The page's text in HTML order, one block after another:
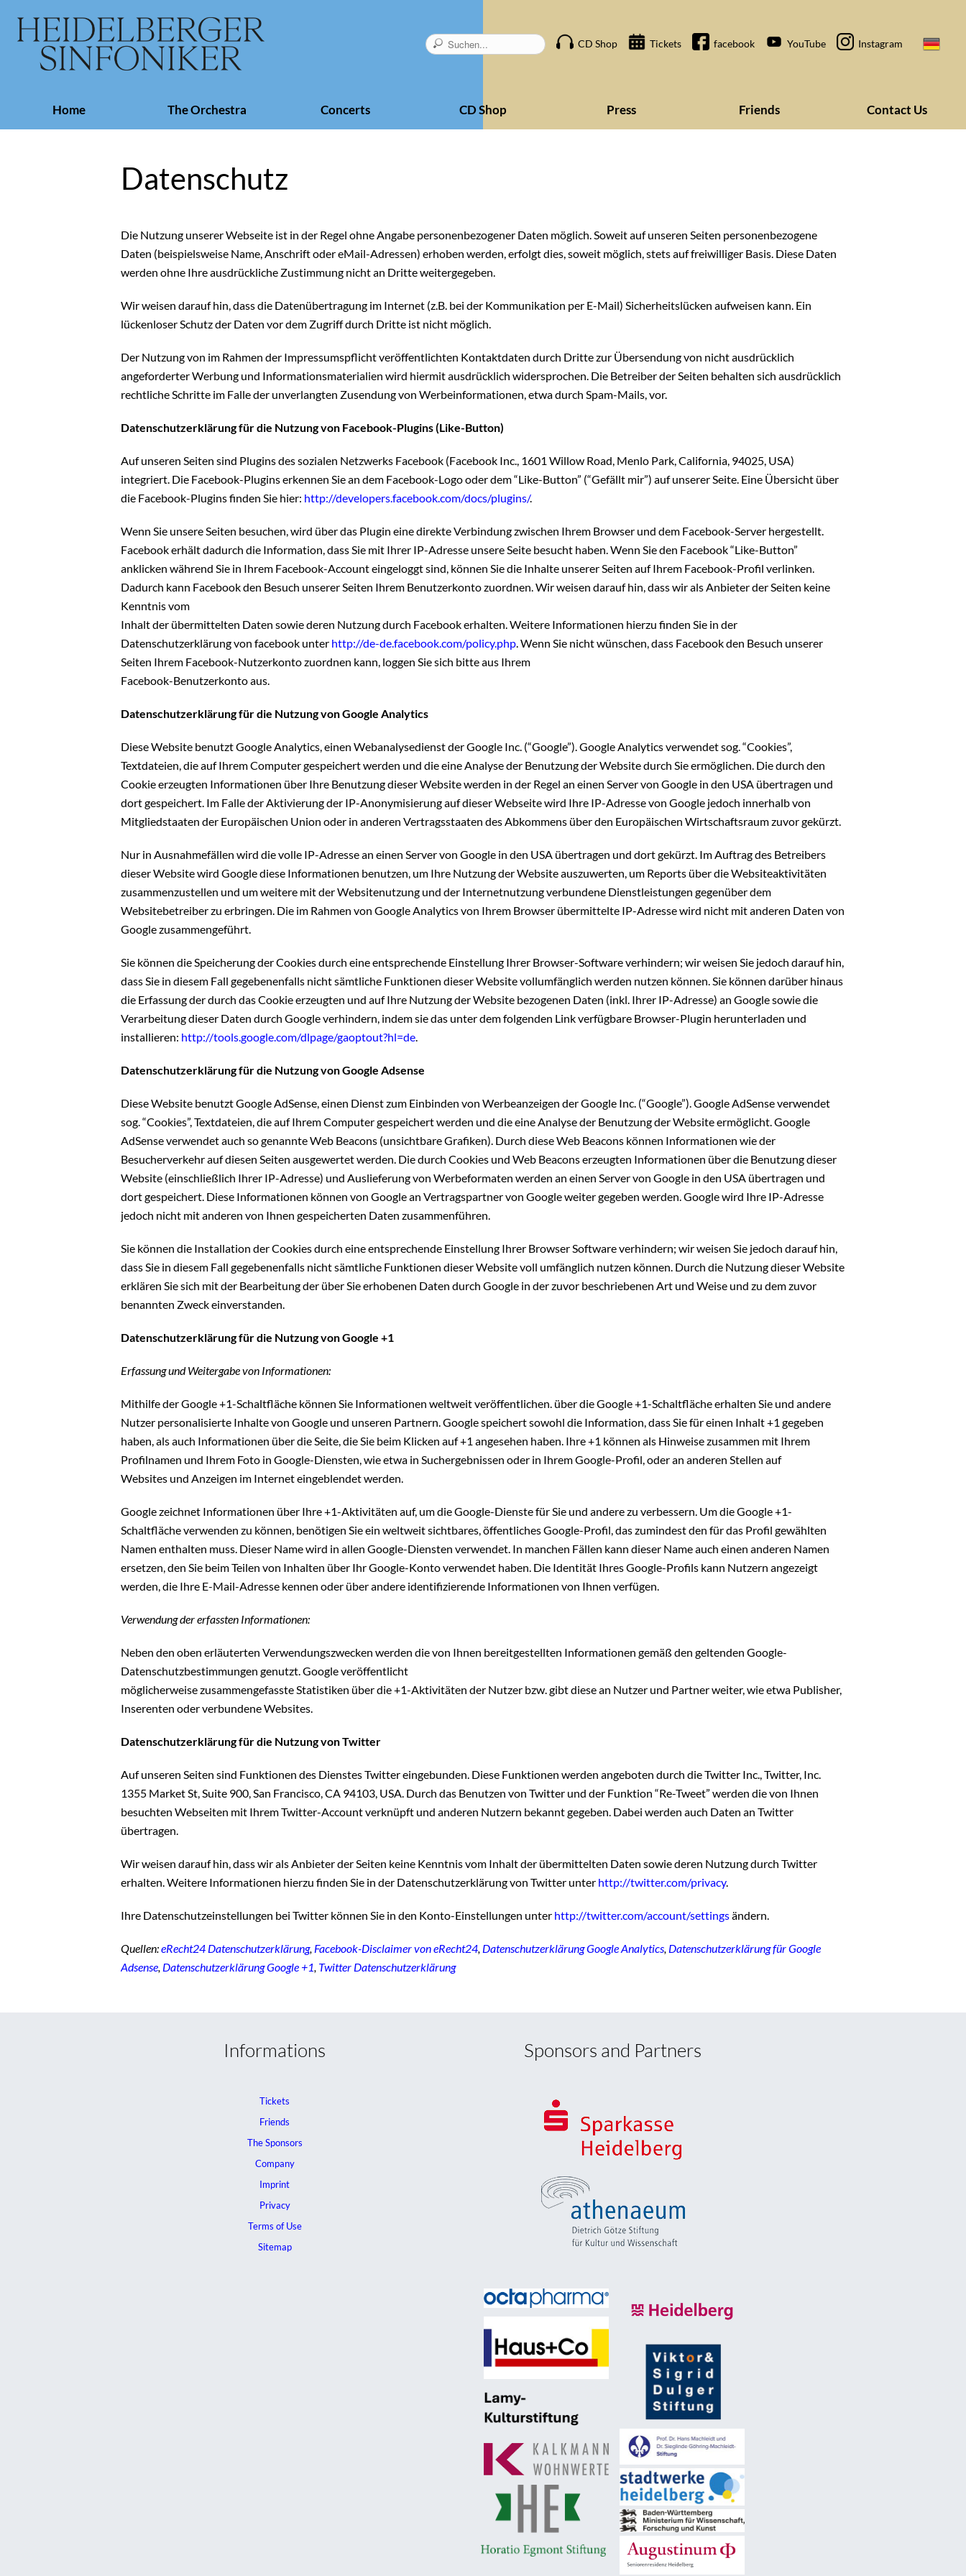
Skip
CD Shop Tickets facebook YouTube Instagram
Home The Orchestra Concerts CD Shop Press Friends Contact Us
Datenschutz
Die Nutzung unserer Webseite ist in der Regel ohne Angabe personenbezogener Daten möglich. Soweit auf unseren Seiten personenbezogene
Daten (beispielsweise Name, Anschrift oder eMail-Adressen) erhoben werden, erfolgt dies, soweit möglich, stets auf freiwilliger Basis. Diese Daten
werden ohne Ihre ausdrückliche Zustimmung nicht an Dritte weitergegeben.
Wir weisen darauf hin, dass die Datenübertragung im Internet (z.B. bei der Kommunikation per E-Mail) Sicherheitslücken aufweisen kann. Ein
lückenloser Schutz der Daten vor dem Zugriff durch Dritte ist nicht möglich.
Der Nutzung von im Rahmen der Impressumspflicht veröffentlichten Kontaktdaten durch Dritte zur Übersendung von nicht ausdrücklich
angeforderter Werbung und Informationsmaterialien wird hiermit ausdrücklich widersprochen. Die Betreiber der Seiten behalten sich ausdrücklich
rechtliche Schritte im Falle der unverlangten Zusendung von Werbeinformationen, etwa durch Spam-Mails, vor.
Datenschutzerklärung für die Nutzung von Facebook-Plugins (Like-Button)
Auf unseren Seiten sind Plugins des sozialen Netzwerks Facebook (Facebook Inc., 1601 Willow Road, Menlo Park, California, 94025, USA)
integriert. Die Facebook-Plugins erkennen Sie an dem Facebook-Logo oder dem “Like-Button” (“Gefällt mir”) auf unserer Seite. Eine Übersicht über
die Facebook-Plugins finden Sie hier: http://developers.facebook.com/docs/plugins/.
Wenn Sie unsere Seiten besuchen, wird über das Plugin eine direkte Verbindung zwischen Ihrem Browser und dem Facebook-Server hergestellt.
Facebook erhält dadurch die Information, dass Sie mit Ihrer IP-Adresse unsere Seite besucht haben. Wenn Sie den Facebook “Like-Button”
anklicken während Sie in Ihrem Facebook-Account eingeloggt sind, können Sie die Inhalte unserer Seiten auf Ihrem Facebook-Profil verlinken.
Dadurch kann Facebook den Besuch unserer Seiten Ihrem Benutzerkonto zuordnen. Wir weisen darauf hin, dass wir als Anbieter der Seiten keine
Kenntnis vom
Inhalt der übermittelten Daten sowie deren Nutzung durch Facebook erhalten. Weitere Informationen hierzu finden Sie in der
Datenschutzerklärung von facebook unter http://de-de.facebook.com/policy.php . Wenn Sie nicht wünschen, dass Facebook den Besuch unserer
Seiten Ihrem Facebook-Nutzerkonto zuordnen kann, loggen Sie sich bitte aus Ihrem
Facebook-Benutzerkonto aus.
Datenschutzerklärung für die Nutzung von Google Analytics
Diese Website benutzt Google Analytics, einen Webanalysedienst der Google Inc. (“Google”). Google Analytics verwendet sog. “Cookies”,
Textdateien, die auf Ihrem Computer gespeichert werden und die eine Analyse der Benutzung der Website durch Sie ermöglichen. Die durch den
Cookie erzeugten Informationen über Ihre Benutzung dieser Website werden in der Regel an einen Server von Google in den USA übertragen und
dort gespeichert. Im Falle der Aktivierung der IP-Anonymisierung auf dieser Webseite wird Ihre IP-Adresse von Google jedoch innerhalb von
Mitgliedstaaten der Europäischen Union oder in anderen Vertragsstaaten des Abkommens über den Europäischen Wirtschaftsraum zuvor gekürzt.
Nur in Ausnahmefällen wird die volle IP-Adresse an einen Server von Google in den USA übertragen und dort gekürzt. Im Auftrag des Betreibers
dieser Website wird Google diese Informationen benutzen, um Ihre Nutzung der Website auszuwerten, um Reports über die Websiteaktivitäten
zusammenzustellen und um weitere mit der Websitenutzung und der Internetnutzung verbundene Dienstleistungen gegenüber dem
Websitebetreiber zu erbringen. Die im Rahmen von Google Analytics von Ihrem Browser übermittelte IP-Adresse wird nicht mit anderen Daten von
Google zusammengeführt.
Sie können die Speicherung der Cookies durch eine entsprechende Einstellung Ihrer Browser-Software verhindern; wir weisen Sie jedoch darauf hin,
dass Sie in diesem Fall gegebenenfalls nicht sämtliche Funktionen dieser Website vollumfänglich werden nutzen können. Sie können darüber hinaus
die Erfassung der durch das Cookie erzeugten und auf Ihre Nutzung der Website bezogenen Daten (inkl. Ihrer IP-Adresse) an Google sowie die
Verarbeitung dieser Daten durch Google verhindern, indem sie das unter dem folgenden Link verfügbare Browser-Plugin herunterladen und
installieren: http://tools.google.com/dlpage/gaoptout?hl=de
Datenschutzerklärung für die Nutzung von Google Adsense
Diese Website benutzt Google AdSense, einen Dienst zum Einbinden von Werbeanzeigen der Google Inc. (“Google”). Google AdSense verwendet
sog. “Cookies”, Textdateien, die auf Ihrem Computer gespeichert werden und die eine Analyse der Benutzung der Website ermöglicht. Google
AdSense verwendet auch so genannte Web Beacons (unsichtbare Grafiken). Durch diese Web Beacons können Informationen wie der
Besucherverkehr auf diesen Seiten ausgewertet werden. Die durch Cookies und Web Beacons erzeugten Informationen über die Benutzung dieser
Website (einschließlich Ihrer IP-Adresse) und Auslieferung von Werbeformaten werden an einen Server von Google in den USA übertragen und
dort gespeichert. Diese Informationen können von Google an Vertragspartner von Google weiter gegeben werden. Google wird Ihre IP-Adresse
jedoch nicht mit anderen von Ihnen gespeicherten Daten zusammenführen.
Sie können die Installation der Cookies durch eine entsprechende Einstellung Ihrer Browser Software verhindern; wir weisen Sie jedoch darauf hin,
dass Sie in diesem Fall gegebenenfalls nicht sämtliche Funktionen dieser Website voll umfänglich nutzen können. Durch die Nutzung dieser Website
erklären Sie sich mit der Bearbeitung der über Sie erhobenen Daten durch Google in der zuvor beschriebenen Art und Weise und zu dem zuvor
benannten Zweck einverstanden.
Datenschutzerklärung für die Nutzung von Google +1
Erfassung und Weitergabe von Informationen:
Mithilfe der Google +1-Schaltfläche können Sie Informationen weltweit veröffentlichen. über die Google +1-Schaltfläche erhalten Sie und andere
Nutzer personalisierte Inhalte von Google und unseren Partnern. Google speichert sowohl die Information, dass Sie für einen Inhalt +1 gegeben
haben, als auch Informationen über die Seite, die Sie beim Klicken auf +1 angesehen haben. Ihre +1 können als Hinweise zusammen mit Ihrem
Profilnamen und Ihrem Foto in Google-Diensten, wie etwa in Suchergebnissen oder in Ihrem Google-Profil, oder an anderen Stellen auf
Websites und Anzeigen im Internet eingeblendet werden.
Google zeichnet Informationen über Ihre +1-Aktivitäten auf, um die Google-Dienste für Sie und andere zu verbessern. Um die Google +1-
Schaltfläche verwenden zu können, benötigen Sie ein weltweit sichtbares, öffentliches Google-Profil, das zumindest den für das Profil gewählten
Namen enthalten muss. Dieser Name wird in allen Google-Diensten verwendet. In manchen Fällen kann dieser Name auch einen anderen Namen
ersetzen, den Sie beim Teilen von Inhalten über Ihr Google-Konto verwendet haben. Die Identität Ihres Google-Profils kann Nutzern angezeigt
werden, die Ihre E-Mail-Adresse kennen oder über andere identifizierende Informationen von Ihnen verfügen.
Verwendung der erfassten Informationen:
Neben den oben erläuterten Verwendungszwecken werden die von Ihnen bereitgestellten Informationen gemäß den geltenden Google-
Datenschutzbestimmungen genutzt. Google veröffentlicht
möglicherweise zusammengefasste Statistiken über die +1-Aktivitäten der Nutzer bzw. gibt diese an Nutzer und Partner weiter, wie etwa Publisher,
Inserenten oder verbundene Websites.
Datenschutzerklärung für die Nutzung von Twitter
Auf unseren Seiten sind Funktionen des Dienstes Twitter eingebunden. Diese Funktionen werden angeboten durch die Twitter Inc., Twitter, Inc.
1355 Market St, Suite 900, San Francisco, CA 94103, USA. Durch das Benutzen von Twitter und der Funktion “Re-Tweet” werden die von Ihnen
besuchten Webseiten mit Ihrem Twitter-Account verknüpft und anderen Nutzern bekannt gegeben. Dabei werden auch Daten an Twitter
übertragen.
Wir weisen darauf hin, dass wir als Anbieter der Seiten keine Kenntnis vom Inhalt der übermittelten Daten sowie deren Nutzung durch Twitter
erhalten. Weitere Informationen hierzu finden Sie in der Datenschutzerklärung von Twitter unter http://twitter.com/privacy.
Ihre Datenschutzeinstellungen bei Twitter können Sie in den Konto-Einstellungen unter http://twitter.com/account/settingsändern.
Quellen:eRecht24 Datenschutzerklärung, Facebook-Disclaimer von eRecht24 Datenschutzerklärung Google Analytics Datenschutzerklärung für Google
Adsense Datenschutzerklärung Google +1 Twitter Datenschutzerklärung
Informations
Tickets
Friends
The Sponsors
Company
Imprint
Privacy
Terms of Use
Sitemap
Sponsors and Partners